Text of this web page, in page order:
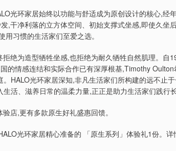
光环家居始终以功能与舒适成为原创设计的核心,经
,干净利落的立方体空间、初始支撑式坐感,即使久坐
习惯的生活家们至爱之选。
绝为造型牺牲坐感,也拒绝为耐久牺牲自然肌理。自
的情感连结和实际合作已有深厚根基,Timothy Oulton
HALO光环家居深知,非凡生活家们所构建的远不止
活、滋养日常的温柔力量,正正是助力生活家们践行
店,更有多款原生好礼盛惠回馈。
光环家居精心准备的 「原生系列」体验礼1份。详